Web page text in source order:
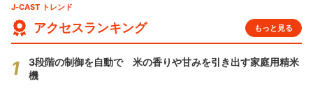
J-CAST トレンド
アクセスランキング もっと見る
3段階の制御を自動で 米の香りや甘みを引き出す家庭用精米
機